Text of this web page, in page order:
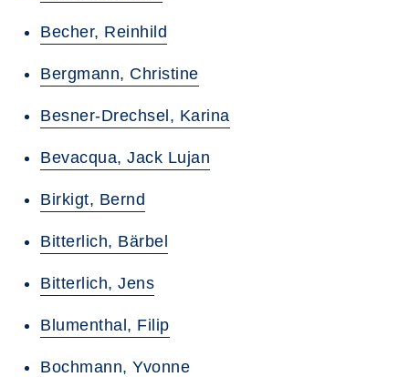
Becher, Reinhild
Bergmann, Christine
Besner-Drechsel, Karina
Bevacqua, Jack Lujan
Birkigt, Bernd
Bitterlich, Bärbel
Bitterlich, Jens
Blumenthal, Filip
Bochmann, Yvonne